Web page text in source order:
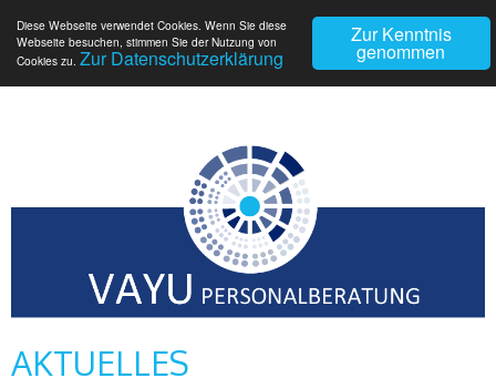
Zur Kenntnis
genommen
Diese Webseite verwendet Cookies. Wenn Sie diese
Webseite besuchen, stimmen Sie der Nutzung von
Cookies zu. Zur Datenschutzerklärung
AKTUELLES